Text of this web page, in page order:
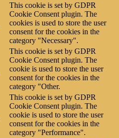
This cookie is set by GDPR
Cookie Consent plugin. The
cookies is used to store the user
consent for the cookies in the
category "Necessary".
This cookie is set by GDPR
Cookie Consent plugin. The
cookie is used to store the user
consent for the cookies in the
category "Other.
This cookie is set by GDPR
Cookie Consent plugin. The
cookie is used to store the user
consent for the cookies in the
category "Performance".